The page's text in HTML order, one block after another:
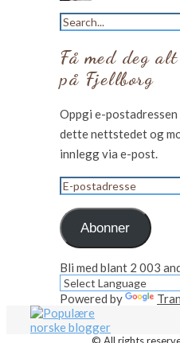
Få med deg
på Fjellborg
Oppgi e-
dette nettstedet og
innlegg via e-post.
E-
postadresse
Abonner
Bli med blant 2 003
Powered by